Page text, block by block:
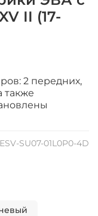
ESV-SU07-01L0P0-4D
II (17-
2 передних,
также